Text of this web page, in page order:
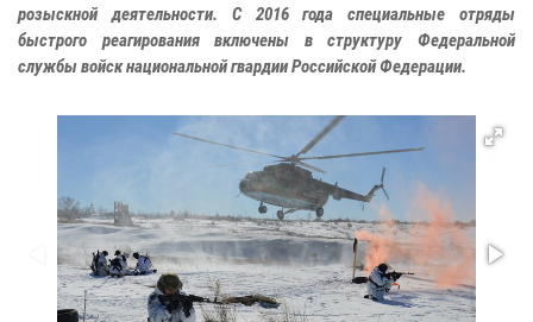
розыскной деятельности. С 2016 года специальные отряды
быстрого реагирования включены в структуру Федеральной
службы войск национальной гвардии Российской Федерации.